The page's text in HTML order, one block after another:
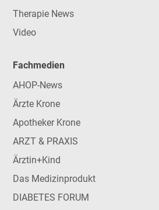
Therapie News
Video
Fachmedien
AHOP-News
Ärzte Krone
Apotheker Krone
ARZT & PRAXIS
Ärztin+Kind
Das Medizinprodukt
DIABETES FORUM